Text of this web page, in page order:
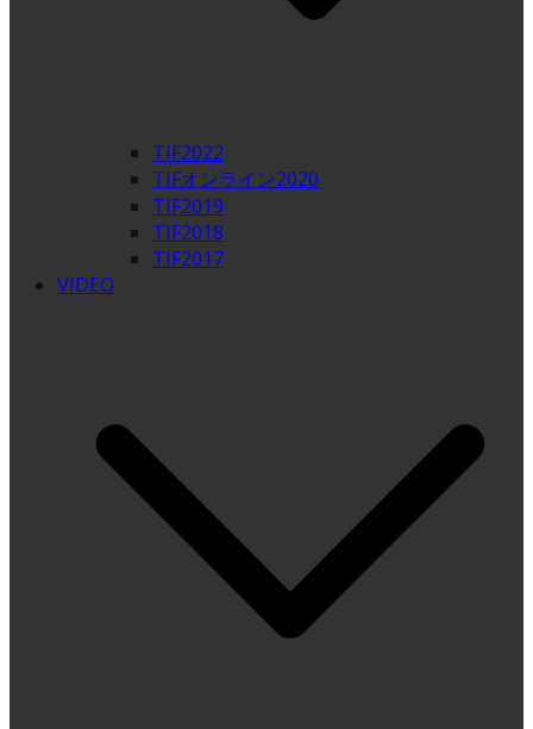
TIF2022
TIFオンライン2020
TIF2019
TIF2018
TIF2017
VIDEO